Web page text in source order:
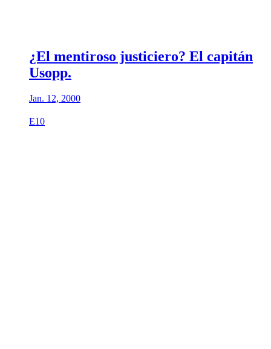
¿El mentiroso justiciero? El capitán
Usopp.
Jan. 12, 2000
E10